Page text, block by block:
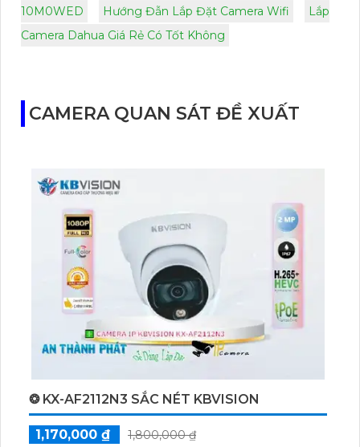
10M0WED
Hướng Đẫn Lắp Đặt Camera Wifi
Lắp
Camera Dahua Giá Rẻ Có Tốt Không
CAMERA QUAN SÁT ĐỀ XUẤT
❂ KX-AF2112N3 SẮC NÉT KBVISION
1,170,000 ₫ 1,800,000 ₫